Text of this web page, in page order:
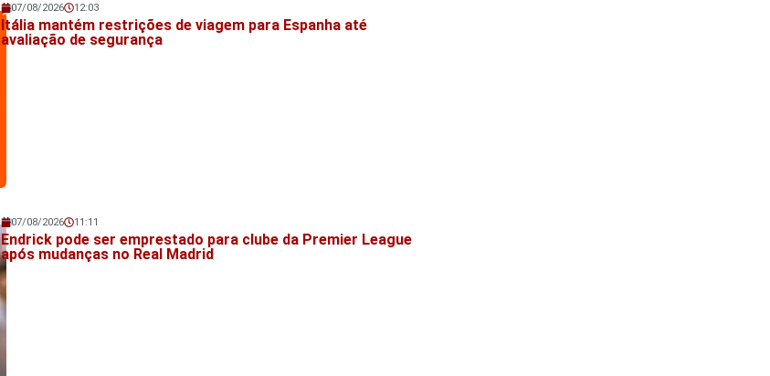
Veja também!
07/08/2026 12:03
Itália mantém restrições de viagem para Espanha até
avaliação de segurança
Veja também!
07/08/2026 11:11
Endrick pode ser emprestado para clube da Premier League
após mudanças no Real Madrid